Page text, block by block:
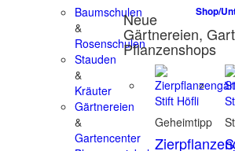
Baumschulen
&
Rosenschulen
Stauden
&
Kräuter
Gärtnereien
&
Gartencenter
Shop/
Neue
Gärtnereien,
Pflanzenshops
Geheimtipp